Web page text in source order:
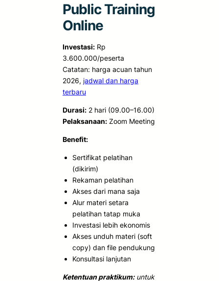
Public Training
Online
Investasi: Rp
3.600.000/peserta
Catatan: harga acuan tahun
2026, jadwal dan harga
terbaru
Durasi: 2 hari (09.00–16.00)
Pelaksanaan: Zoom Meeting
Benefit:
Sertifikat pelatihan
(dikirim)
Rekaman pelatihan
Akses dari mana saja
Alur materi setara
pelatihan tatap muka
Investasi lebih ekonomis
Akses unduh materi (soft
copy) dan file pendukung
Konsultasi lanjutan
Ketentuan praktikum:untuk